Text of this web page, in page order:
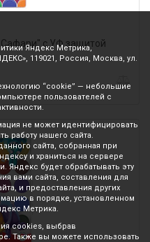
с УФ защитой
Яндекс Метрика,
119021, Россия, Москва, ул.
“cookie” — небольшие
пользователей с
не может идентифицировать
работу нашего сайта.
сайта, собранная при
и храниться на сервере
Яндекс будет обрабатывать эту
вами сайта, составления для
и предоставления других
в порядке, установленном
Метрика.
cookies, выбрав
Также вы можете использовать